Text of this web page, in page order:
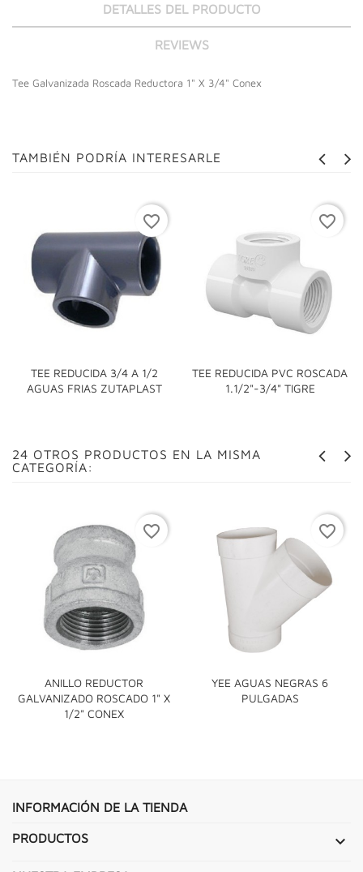
DETALLES DEL PRODUCTO
REVIEWS
Tee Galvanizada Roscada Reductora 1" X 3/4" Conex
TAMBIÉN PODRÍA INTERESARLE
TEE REDUCIDA 3/4 A 1/2
AGUAS FRIAS ZUTAPLAST
favorite_border
TEE REDUCIDA PVC ROSCADA
1.1/2"-3/4" TIGRE
favorite_border
24 OTROS PRODUCTOS EN LA MISMA
CATEGORÍA:
ANILLO REDUCTOR
GALVANIZADO ROSCADO 1" X
1/2" CONEX
favorite_border
YEE AGUAS NEGRAS 6
PULGADAS
favorite_border
INFORMACIÓN DE LA TIENDA
PRODUCTOS 